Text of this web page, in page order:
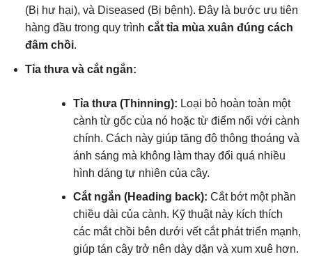
(Bị hư hại), và Diseased (Bị bệnh). Đây là bước ưu tiên
hàng đầu trong quy trình cắt tỉa mùa xuân đúng cách
đâm chồi.
Tỉa thưa và cắt ngắn:
Tỉa thưa (Thinning): Loại bỏ hoàn toàn một
cành từ gốc của nó hoặc từ điểm nối với cành
chính. Cách này giúp tăng độ thông thoáng và
ánh sáng mà không làm thay đổi quá nhiều
hình dáng tự nhiên của cây.
Cắt ngắn (Heading back): Cắt bớt một phần
chiều dài của cành. Kỹ thuật này kích thích
các mắt chồi bên dưới vết cắt phát triển mạnh,
giúp tán cây trở nên dày dặn và xum xuê hơn.